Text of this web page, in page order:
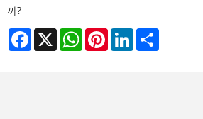
까?
Facebook
X WhatsAppPinterestLinkedIn